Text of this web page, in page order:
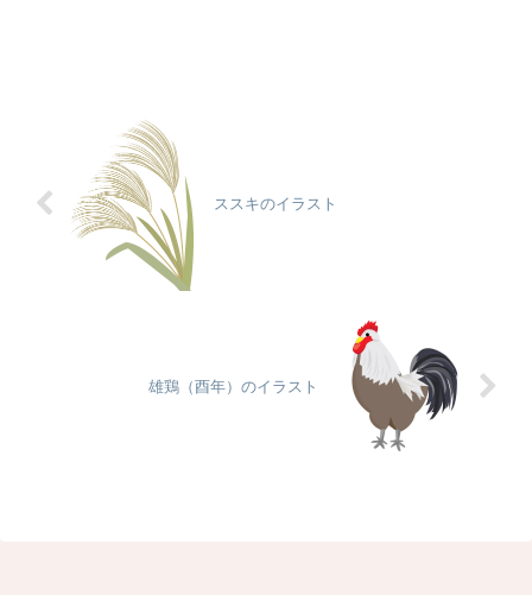
ススキのイラスト
雄鶏（酉年）のイラスト